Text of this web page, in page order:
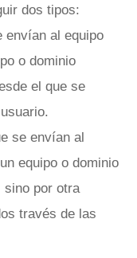
dos tipos:
envían al equipo
o dominio
el que se
se envían al
equipo o dominio
sino por otra
través de las